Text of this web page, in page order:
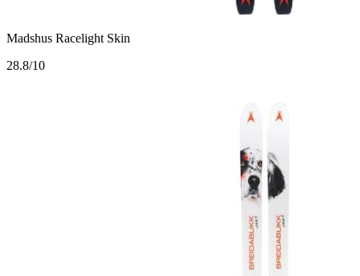
Madshus Racelight Skin
28.8/10